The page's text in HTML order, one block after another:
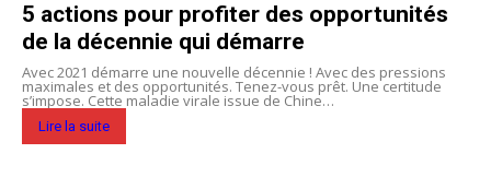
5 actions pour profiter des opportunités
de la décennie qui démarre
Avec 2021 démarre une nouvelle décennie ! Avec des pressions
maximales et des opportunités. Tenez-vous prêt. Une certitude
s’impose. Cette maladie virale issue de Chine…
Lire la suite